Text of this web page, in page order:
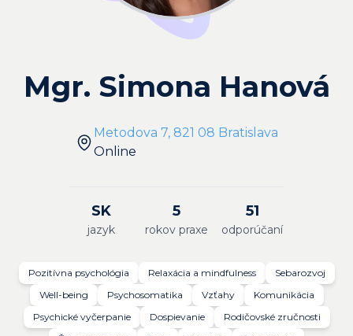
Mgr. Simona Hanová
Metodova 7, 821 08 Bratislava
Online
SK
jazyk
5
rokov praxe
51
odporúčaní
Pozitívna psychológia Relaxácia a mindfulness
Sebarozvoj
Well-being
Psychosomatika Vzťahy
Komunikácia
Psychické vyčerpanie
Dospievanie
Rodičovské zručnosti